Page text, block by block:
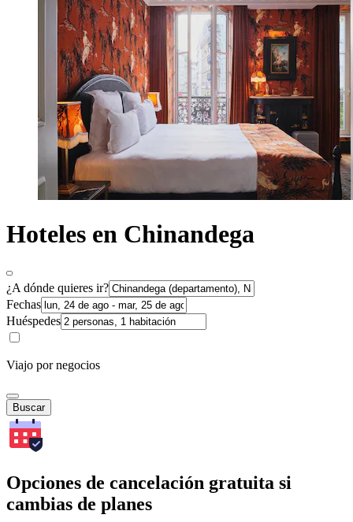
Hoteles en Chinandega
¿A dónde quieres ir?
Fechas
Huéspedes
Viajo por negocios
Buscar
Opciones de cancelación gratuita si
cambias de planes